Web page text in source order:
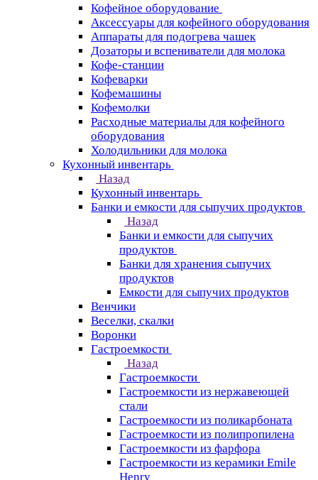
Кофейное оборудование
Аксессуары для кофейного оборудования
Аппараты для подогрева чашек
Дозаторы и вспениватели для молока
Кофе-станции
Кофеварки
Кофемашины
Кофемолки
Расходные материалы для кофейного
оборудования
Холодильники для молока
Кухонный инвентарь
Назад
Кухонный инвентарь
Банки и емкости для сыпучих продуктов
Назад
Банки и емкости для сыпучих
продуктов
Банки для хранения сыпучих
продуктов
Емкости для сыпучих продуктов
Венчики
Веселки, скалки
Воронки
Гастроемкости
Назад
Гастроемкости
Гастроемкости из нержавеющей
стали
Гастроемкости из поликарбоната
Гастроемкости из полипропилена
Гастроемкости из фарфора
Гастроемкости из керамики Emile
Henry